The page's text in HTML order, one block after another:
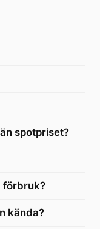
spotpriset?
förbruk?
kända?